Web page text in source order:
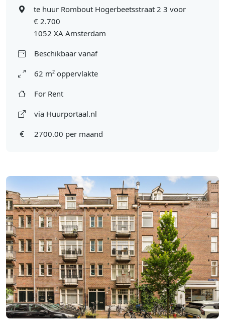
te huur Rombout Hogerbeetsstraat 2 3 voor
€ 2.700
1052 XA Amsterdam
Beschikbaar vanaf
62 m² oppervlakte
For Rent
via Huurportaal.nl
2700.00 per maand